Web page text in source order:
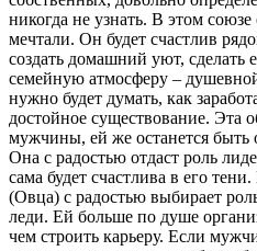
никогда не узнать. В этом
мечтали. Он будет счастлив
создать домашний уют, сделать
семейную атмосферу –
нужно будет думать, как
достойное существование. Эта
мужчины, ей же останется быть
Она с радостью отдаст роль
сама будет счастлива в его
(Овца) с радостью выбирает
леди. Ей больше по душе
чем строить карьеру. Если